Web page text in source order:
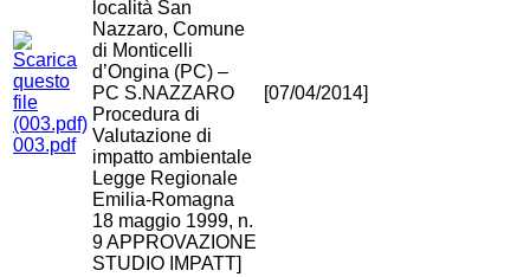
003.pdf
località San
Nazzaro, Comune
di Monticelli
d’Ongina (PC) –
PC S.NAZZARO
Procedura di
Valutazione di
impatto ambientale
Legge Regionale
Emilia-Romagna
18 maggio 1999, n.
9 APPROVAZIONE
STUDIO IMPATT]
[07/04/2014]